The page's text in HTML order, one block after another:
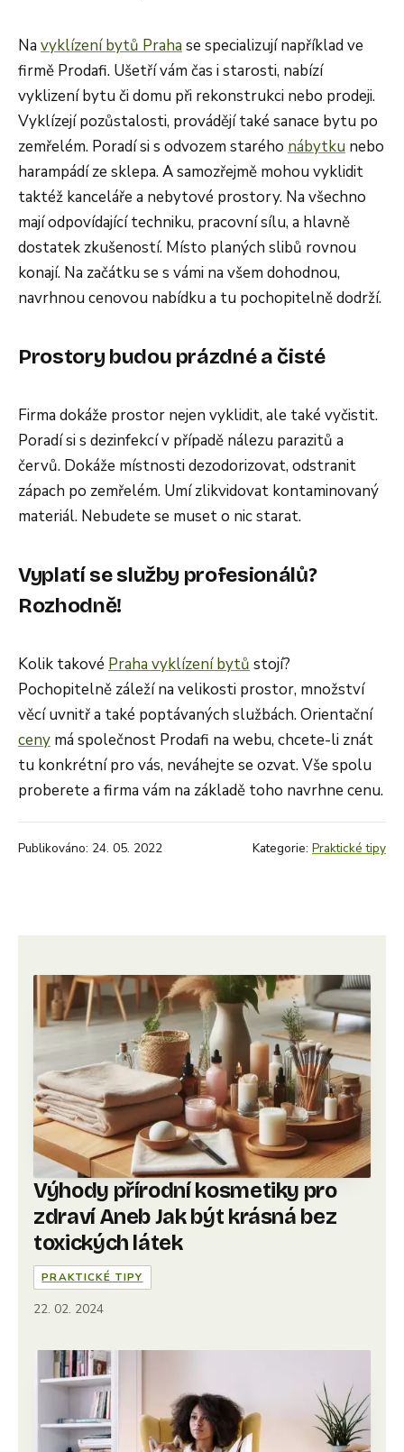
Na vyklízení bytů Prahase specializují například ve
firmě Prodafi. Ušetří vám čas i starosti, nabízí
vyklizení bytu či domu při rekonstrukci nebo prodeji.
Vyklízejí pozůstalosti, provádějí také sanace bytu po
zemřelém. Poradí si s odvozem starého nábytku nebo
harampádí ze sklepa. A samozřejmě mohou vyklidit
taktéž kanceláře a nebytové prostory. Na všechno
mají odpovídající techniku, pracovní sílu, a hlavně
dostatek zkušeností. Místo planých slibů rovnou
konají. Na začátku se s vámi na všem dohodnou,
navrhnou cenovou nabídku a tu pochopitelně dodrží.
Prostory budou prázdné a čisté
Firma dokáže prostor nejen vyklidit, ale také vyčistit.
Poradí si s dezinfekcí v případě nálezu parazitů a
červů. Dokáže místnosti dezodorizovat, odstranit
zápach po zemřelém. Umí zlikvidovat kontaminovaný
materiál. Nebudete se muset o nic starat.
Vyplatí se služby profesionálů?
Rozhodně!
Kolik takové Praha vyklízení bytů stojí?
Pochopitelně záleží na velikosti prostor, množství
věcí uvnitř a také poptávaných službách. Orientační
ceny má společnost Prodafi na webu, chcete-li znát
tu konkrétní pro vás, neváhejte se ozvat. Vše spolu
proberete a firma vám na základě toho navrhne cenu.
Publikováno: 24. 05. 2022 Kategorie: Praktické tipy
Výhody přírodní kosmetiky pro
zdraví Aneb Jak být krásná bez
toxických látek
PRAKTICKÉ TIPY
22. 02. 2024